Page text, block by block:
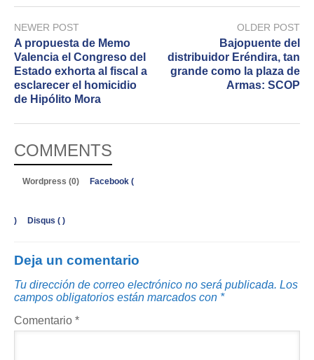
NEWER POST
A propuesta de Memo
Valencia el Congreso del
Estado exhorta al fiscal a
esclarecer el homicidio
de Hipólito Mora
OLDER POST
Bajopuente del
distribuidor Eréndira, tan
grande como la plaza de
Armas: SCOP
COMMENTS
Wordpress (0) Facebook (
) Disqus ( )
Deja un comentario
Tu dirección de correo electrónico no será publicada. Los
campos obligatorios están marcados con *
Comentario *